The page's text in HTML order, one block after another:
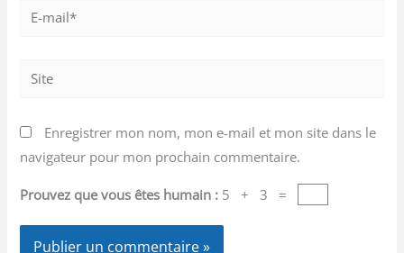
Site
Enregistrer mon nom, mon e-mail et mon site dans le
navigateur pour mon prochain commentaire.
Prouvez que vous êtes humain : 5 + 3 =